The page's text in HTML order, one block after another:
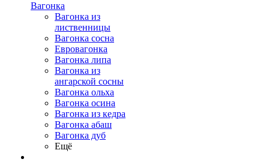
Вагонка
Вагонка из
лиственницы
Вагонка сосна
Евровагонка
Вагонка липа
Вагонка из
ангарской сосны
Вагонка ольха
Вагонка осина
Вагонка из кедра
Вагонка абаш
Вагонка дуб
Ещё